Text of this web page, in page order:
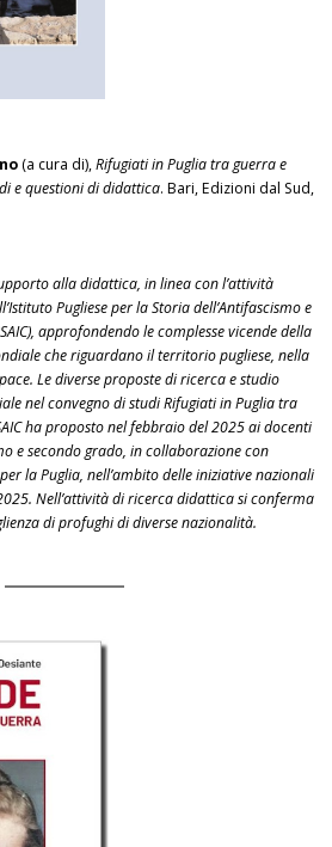
(a cura di),Rifugiati in Puglia tra guerra e
e questioni di didattica. Bari, Edizioni dal Sud,
alla didattica, in linea con l’attività
Pugliese per la Storia dell’Antifascismo e
approfondendo le complesse vicende della
che riguardano il territorio pugliese, nella
Le diverse proposte di ricerca e studio
nel convegno di studi Rifugiati in Puglia tra
ha proposto nel febbraio del 2025 ai docenti
e secondo grado, in collaborazione con
la Puglia, nell’ambito delle iniziative nazionali
Nell’attività di ricerca didattica si conferma
di profughi di diverse nazionalità.